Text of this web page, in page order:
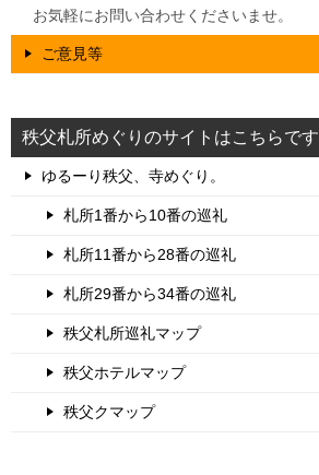
お気軽にお問い合わせくださいませ。
ご意見等
秩父札所めぐりのサイトはこちらです
ゆるーり秩父、寺めぐり。
札所1番から10番の巡礼
札所11番から28番の巡礼
札所29番から34番の巡礼
秩父札所巡礼マップ
秩父ホテルマップ
秩父クマップ